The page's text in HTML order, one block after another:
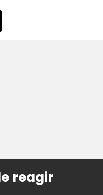
reagir